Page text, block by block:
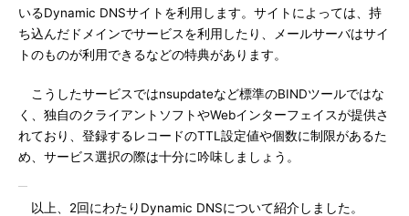
いるDynamic DNSサイトを利用します。サイトによっては、持
ち込んだドメインでサービスを利用したり、メールサーバはサイ
トのものが利用できるなどの特典があります。
こうしたサービスではnsupdateなど標準のBINDツールではな
く、独自のクライアントソフトやWebインターフェイスが提供さ
れており、登録するレコードのTTL設定値や個数に制限があるた
め、サービス選択の際は十分に吟味しましょう。
以上、2回にわたりDynamic DNSについて紹介しました。